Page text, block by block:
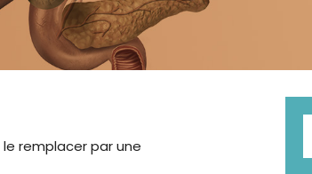
remplacer par une